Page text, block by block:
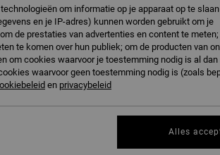
NIEUW
om informatie op je apparaat op te
en je IP-adres) kunnen worden gebruikt om je
de prestaties van advertenties en content te
te komen over hun publiek; om de producten van
om cookies waarvoor je toestemming nodig is al dan
waarvoor geen toestemming nodig is (zoals
en privacybeleid
Alles